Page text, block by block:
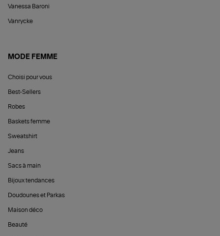
Vanessa Baroni
Vanrycke
MODE FEMME
Choisi pour vous
Best-Sellers
Robes
Baskets femme
Sweatshirt
Jeans
Sacs à main
Bijoux tendances
Doudounes et Parkas
Maison déco
Beauté